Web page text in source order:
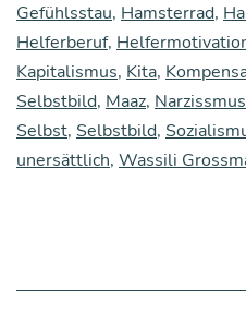
Gefühlsstau, Hamsterrad,
Helferberuf,
Kapitalismus, Kita,
Selbstbild, Maaz, Narzissmus
Selbst, Selbstbild,
unersättlich, Wassili